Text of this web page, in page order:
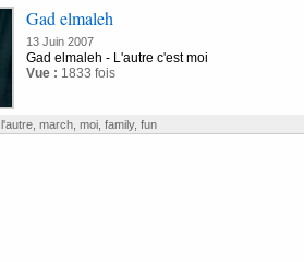
Gad elmaleh
13 Juin 2007
Gad elmaleh - L'autre c'est moi
Vue : 1833 fois
l'autre, march, moi, family, fun